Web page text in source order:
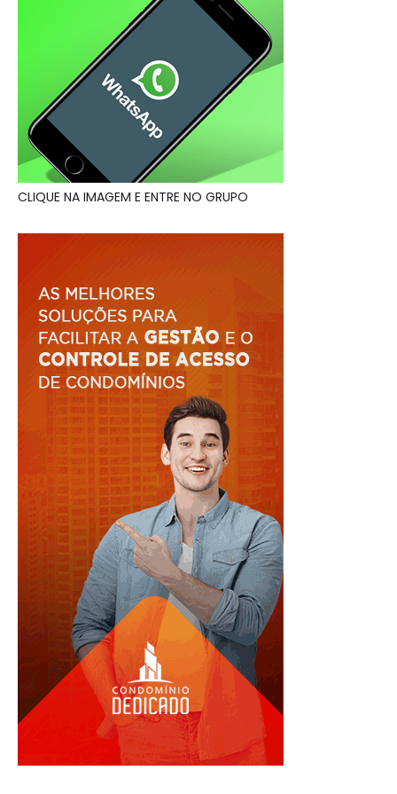
CLIQUE NA IMAGEM E ENTRE NO GRUPO